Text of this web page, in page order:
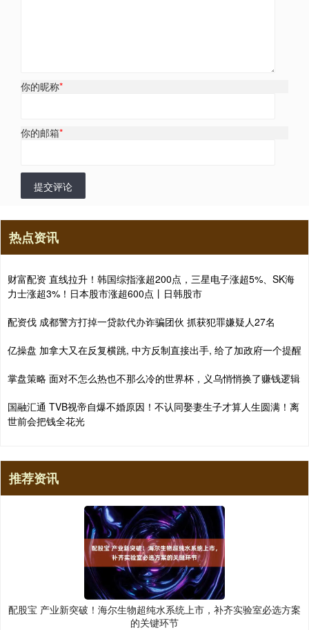
你的昵称*
你的邮箱*
提交评论
热点资讯
财富配资 直线拉升！韩国综指涨超200点，三星电子涨超5%、SK海
力士涨超3%！日本股市涨超600点丨日韩股市
配资伐 成都警方打掉一贷款代办诈骗团伙 抓获犯罪嫌疑人27名
亿操盘 加拿大又在反复横跳, 中方反制直接出手, 给了加政府一个提醒
掌盘策略 面对不怎么热也不那么冷的世界杯，义乌悄悄换了赚钱逻辑
国融汇通 TVB视帝自爆不婚原因！不认同娶妻生子才算人生圆满！离
世前会把钱全花光
推荐资讯
配股宝 产业新突破！海尔生物超纯水系统上市，补齐实验室必选方案
的关键环节